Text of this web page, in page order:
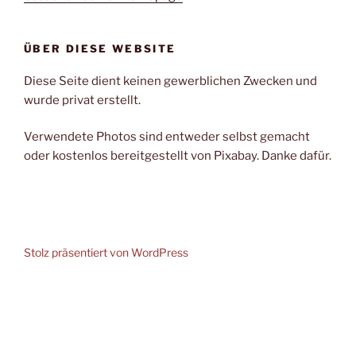
ÜBER DIESE WEBSITE
Diese Seite dient keinen gewerblichen Zwecken und
wurde privat erstellt.
Verwendete Photos sind entweder selbst gemacht
oder kostenlos bereitgestellt von Pixabay. Danke dafür.
Stolz präsentiert von WordPress